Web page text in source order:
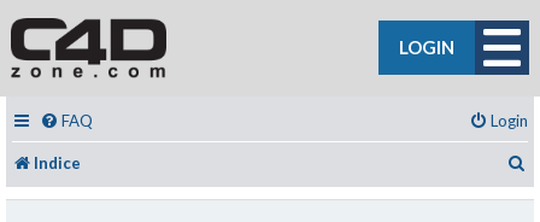
LOGIN
FAQ Login
Indice